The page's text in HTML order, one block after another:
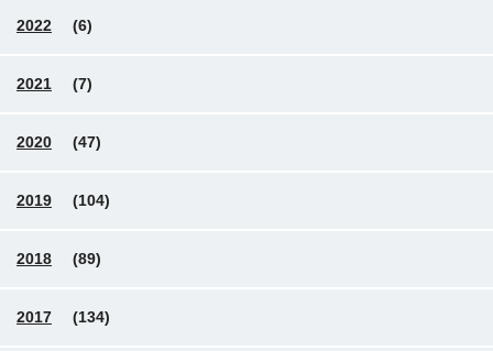
2022 (6)
2021 (7)
2020 (47)
2019 (104)
2018 (89)
2017 (134)